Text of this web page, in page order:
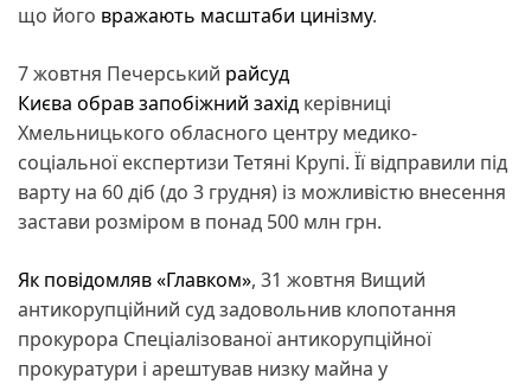
що його вражають масштаби цинізму.
7 жовтня Печерський райсуд
Києва обрав запобіжний захід керівниці
Хмельницького обласного центру медико-
соціальної експертизи Тетяні Крупі. Її відправили під
варту на 60 діб (до 3 грудня) із можливістю внесення
застави розміром в понад 500 млн грн.
Як повідомляв «Главком», 31 жовтня Вищий
антикорупційний суд задовольнив клопотання
прокурора Спеціалізованої антикорупційної
прокуратури і арештував низку майна у